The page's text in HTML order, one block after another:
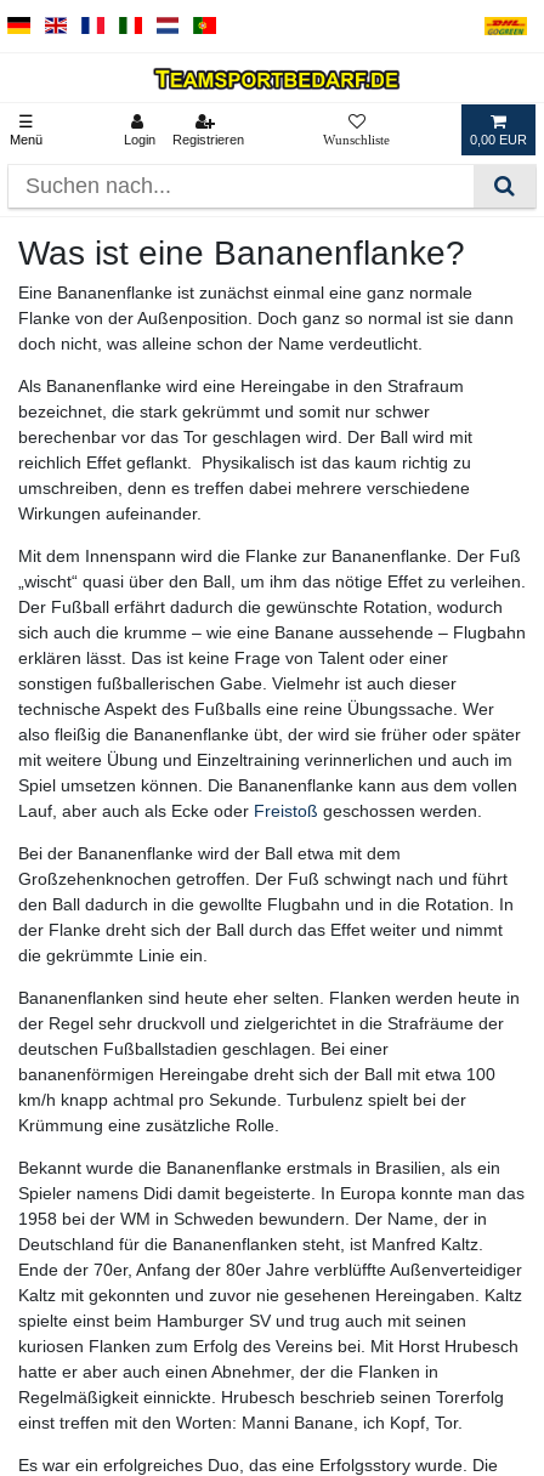
☰
Menü Login Registrieren 0,00 EUR
Was ist eine Bananenflanke?
Eine Bananenflanke ist zunächst einmal eine ganz normale
Flanke von der Außenposition. Doch ganz so normal ist sie dann
doch nicht, was alleine schon der Name verdeutlicht.
Als Bananenflanke wird eine Hereingabe in den Strafraum
bezeichnet, die stark gekrümmt und somit nur schwer
berechenbar vor das Tor geschlagen wird. Der Ball wird mit
reichlich Effet geflankt. Physikalisch ist das kaum richtig zu
umschreiben, denn es treffen dabei mehrere verschiedene
Wirkungen aufeinander.
Mit dem Innenspann wird die Flanke zur Bananenflanke. Der Fuß
„wischt“ quasi über den Ball, um ihm das nötige Effet zu verleihen.
Der Fußball erfährt dadurch die gewünschte Rotation, wodurch
sich auch die krumme – wie eine Banane aussehende – Flugbahn
erklären lässt. Das ist keine Frage von Talent oder einer
sonstigen fußballerischen Gabe. Vielmehr ist auch dieser
technische Aspekt des Fußballs eine reine Übungssache. Wer
also fleißig die Bananenflanke übt, der wird sie früher oder später
mit weitere Übung und Einzeltraining verinnerlichen und auch im
Spiel umsetzen können. Die Bananenflanke kann aus dem vollen
Lauf, aber auch als Ecke oder Freistoß geschossen werden.
Bei der Bananenflanke wird der Ball etwa mit dem
Großzehenknochen getroffen. Der Fuß schwingt nach und führt
den Ball dadurch in die gewollte Flugbahn und in die Rotation. In
der Flanke dreht sich der Ball durch das Effet weiter und nimmt
die gekrümmte Linie ein.
Bananenflanken sind heute eher selten. Flanken werden heute in
der Regel sehr druckvoll und zielgerichtet in die Strafräume der
deutschen Fußballstadien geschlagen. Bei einer
bananenförmigen Hereingabe dreht sich der Ball mit etwa 100
km/h knapp achtmal pro Sekunde. Turbulenz spielt bei der
Krümmung eine zusätzliche Rolle.
Bekannt wurde die Bananenflanke erstmals in Brasilien, als ein
Spieler namens Didi damit begeisterte. In Europa konnte man das
1958 bei der WM in Schweden bewundern. Der Name, der in
Deutschland für die Bananenflanken steht, ist Manfred Kaltz.
Ende der 70er, Anfang der 80er Jahre verblüffte Außenverteidiger
Kaltz mit gekonnten und zuvor nie gesehenen Hereingaben. Kaltz
spielte einst beim Hamburger SV und trug auch mit seinen
kuriosen Flanken zum Erfolg des Vereins bei. Mit Horst Hrubesch
hatte er aber auch einen Abnehmer, der die Flanken in
Regelmäßigkeit einnickte. Hrubesch beschrieb seinen Torerfolg
einst treffen mit den Worten: Manni Banane, ich Kopf, Tor.
Es war ein erfolgreiches Duo, das eine Erfolgsstory wurde. Die